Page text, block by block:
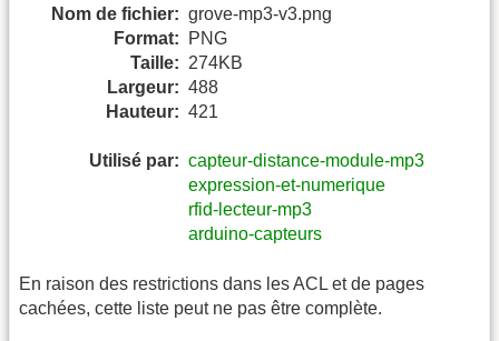
Nom de fichier: grove-mp3-v3.png
Format:
PNG
Taille: 274KB
Largeur: 488
Hauteur: 421
Utilisé par: capteur-distance-module-mp3
expression-et-numerique
rfid-lecteur-mp3
arduino-capteurs
En raison des restrictions dans les ACL et de pages
cachées, cette liste peut ne pas être complète.